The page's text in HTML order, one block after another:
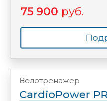
75 900 руб.
Велотренажер
CardioPower